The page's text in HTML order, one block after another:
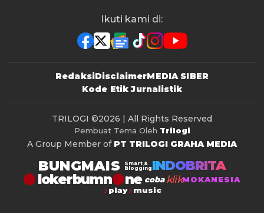
Ikuti kami di:
RedaksiDisclaimerMEDIA SIBER
Kode Etik Jurnalistik
TRILOGI ©2026 | All Rights Reserved
Pembuat Tema Oleh Trilogi
A Group Member of PT TRILOGI GRAHA MEDIA
BUNGMAIS
Smart &
Blogging INDOBRITA
lokerbumn coba klikMOKANESIA
play
music